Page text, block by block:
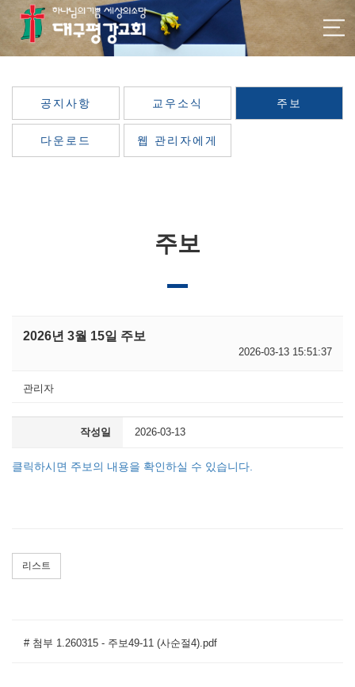
공지사항 교우소식 주보
다운로드 웹 관리자에게
주보
2026년 3월 15일 주보
2026-03-13 15:51:37
관리자
작성일 2026-03-13
클릭하시면 주보의 내용을 확인하실 수 있습니다.
리스트
# 첨부 1.260315 - 주보49-11 (사순절4).pdf